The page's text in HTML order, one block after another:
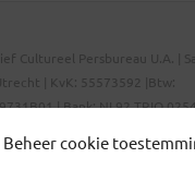
Beheer cookie
Cultureel Persbureau U.A. |
| KvK: 55573592 |Btw:
| Bank: NL92 TRIO